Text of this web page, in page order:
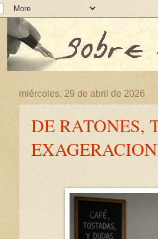
miércoles, 29 de abril de 2026
DE RATONES,